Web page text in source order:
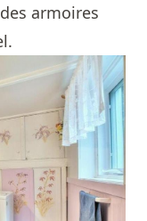
armoires